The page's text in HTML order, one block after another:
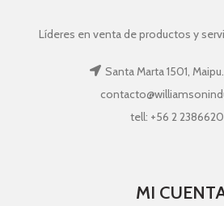
Líderes en venta de productos y
Santa Marta 1501,
tell: +56 2
MI